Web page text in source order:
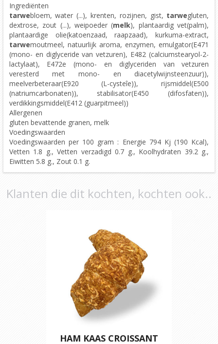
Ingrediënten
tarwebloem, water (...), krenten, rozijnen, gist, tarwegluten,
dextrose, zout (...), weipoeder (melk), plantaardig vet(palm),
plantaardige olie(katoenzaad, raapzaad), kurkuma-extract,
tarwemoutmeel, natuurlijk aroma, enzymen, emulgator(E471
(mono- en diglyceride van vetzuren), E482 (calciumstearyol-2-
lactylaat), E472e (mono- en diglyceriden van vetzuren
veresterd met mono- en diacetylwijnsteenzuur)),
meelverbeteraar(E920 (L-cysteîe)), rijsmiddel(E500
(natriumcarbonaten)), stabilisator(E450 (difosfaten)),
verdikkingsmiddel(E412 (guarpitmeel))
Allergenen
gluten bevattende granen, melk
Voedingswaarden
Voedingswaarden per 100 gram : Energie 794 Kj (190 Kcal),
Vetten 1.8 g., Vetten verzadigd 0.7 g., Koolhydraten 39.2 g.,
Eiwitten 5.8 g., Zout 0.1 g.
Klanten die dit kochten, kochten ook..
HAM KAAS CROISSANT